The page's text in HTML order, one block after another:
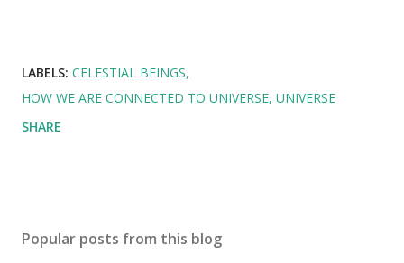
LABELS: CELESTIAL BEINGS
HOW WE ARE CONNECTED TO UNIVERSE UNIVERSE
SHARE
Popular posts from this blog